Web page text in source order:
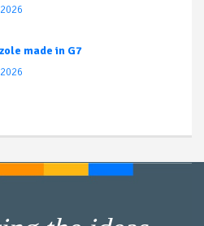
made in G7